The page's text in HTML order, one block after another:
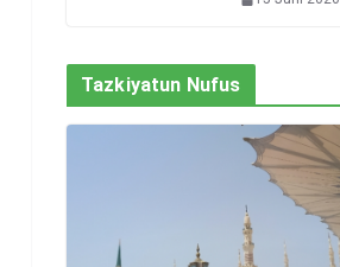
Tazkiyatun Nufus